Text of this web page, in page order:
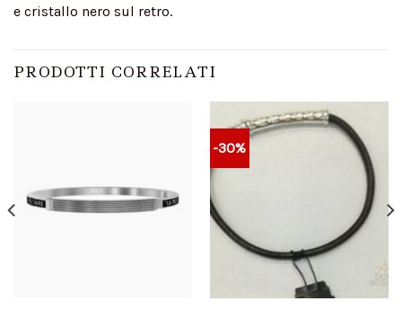
e cristallo nero sul retro.
PRODOTTI CORRELATI
-30%